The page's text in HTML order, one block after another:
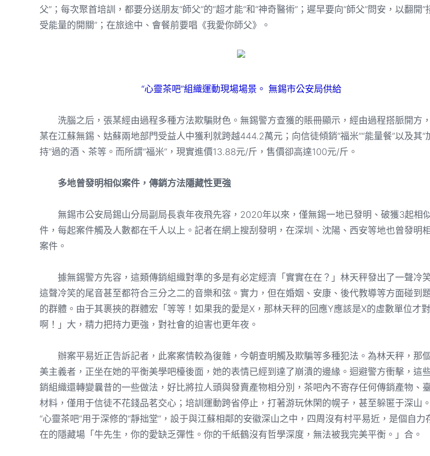
父”；每次聚首培訓，都要分送朋友“師父”的“超才能”和“神奇醫術”；遲早要向“師父”問安，以翻開“
受能量的開關”；在旅途中、會餐前要唱《我愛你師父》。
“心靈茶吧”組織運動現場場景。 無錫市公安局供給
洗腦之后，張某經由過程多種方法欺騙財色。無錫警方查獲的賬冊顯示，經由過程搭脈開方
某在江蘇無錫、姑蘇兩地部門受益人中獲利就跨越444.2萬元；向信徒傾銷“福米”“能量餐”以及其“
持”過的酒、茶等。而所謂“福米”，現實進價13.88元/斤，售價卻高達100元/斤。
多地曾發明相似案件，傳銷方法隱藏性更強
無錫市公安局錫山分局副局長袁年夜飛先容，2020年以來，僅無錫一地已發明、破獲3起相
件，每起案件觸及人數都在千人以上。記者在網上搜刮發明，在深圳、沈陽、西安等地也曾發明
案件。
據無錫警方先容，這類傳銷組織對準的多是有必定經濟「實實在在？」林天秤發出了一聲冷笑
這聲冷笑的尾音甚至都符合三分之二的音樂和弦。實力，但在婚姻、安康、後代教導等方面碰到
的群體。由于其裹挾的群體宏「等等！如果我的愛是X，那林天秤的回應Y應該是X的虛數單位才對
啊！」大，精力把持力更強，對社會的迫害也更年夜。
辦案平易近正告訴記者，此案案情較為復雜，今朝查明觸及欺騙等多種犯法。為林天秤，那
美主義者，正坐在她的平衡美學吧檯後面，她的表情已經到達了崩潰的邊緣。迴避警方衝擊，這
銷組織還轉變曩昔的一些做法，好比將拉人頭與發賣產物相分別，茶吧內不寄存任何傳銷產物、
材料，僅用于信徒不花錢品茗交心；培訓運動跨省停止，打著游玩休閑的幌子，甚至躲匿于深山
“心靈茶吧”用于深修的“靜拙堂”，設于與江蘇相鄰的安徽深山之中，四周沒有村平易近，是個自力
在的隱藏場「牛先生，你的愛缺乏彈性。你的千紙鶴沒有哲學深度，無法被我完美平衡。」合。